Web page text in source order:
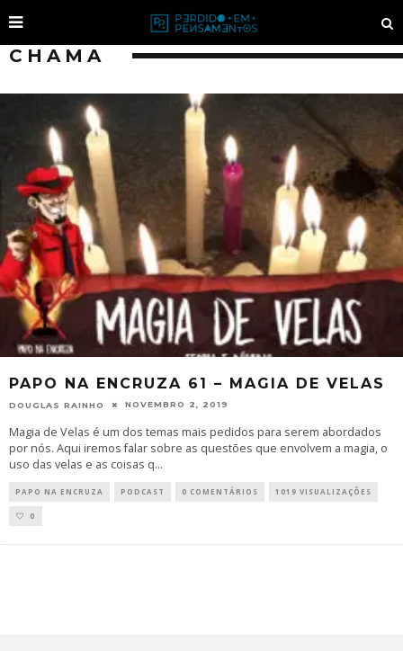
CHAMA
PAPO NA ENCRUZA 61 – MAGIA DE VELAS
DOUGLAS RAINHO NOVEMBRO 2, 2019
Magia de Velas é um dos temas mais pedidos para serem abordados
por nós. Aqui iremos falar sobre as questões que envolvem a magia, o
uso das velas e as coisas q...
PAPO NA ENCRUZA PODCAST 0 COMENTÁRIOS 1019 VISUALIZAÇÕES
0